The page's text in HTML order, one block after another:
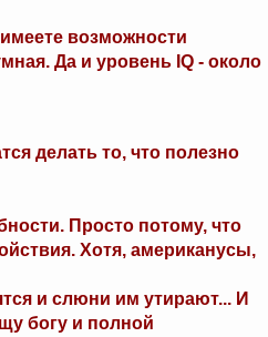
возможности
Да и уровень IQ - около
делать то, что полезно
Просто потому, что
Хотя, американусы,
и слюни им утирают... И
богу и полной